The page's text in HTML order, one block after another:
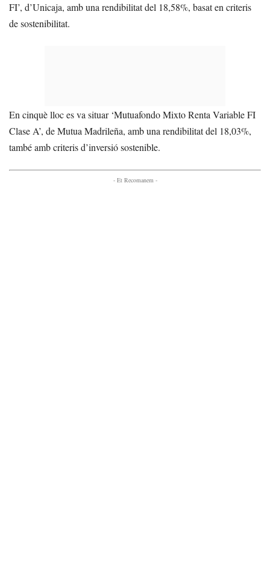
FI’, d’Unicaja, amb una rendibilitat del 18,58%, basat en criteris
de sostenibilitat.
En cinquè lloc es va situar ‘Mutuafondo Mixto Renta Variable FI
Clase A’, de Mutua Madrileña, amb una rendibilitat del 18,03%,
també amb criteris d’inversió sostenible.
- Et Recomanem -